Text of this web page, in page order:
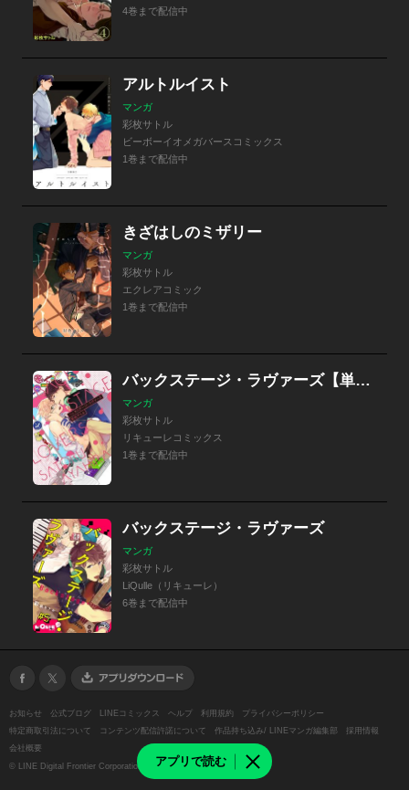
アプリで読む
4巻まで配信中
アルトルイスト
マンガ
彩枚サトル
ビーボーイオメガバースコミックス
1巻まで配信中
きざはしのミザリー
マンガ
彩枚サトル
エクレアコミック
1巻まで配信中
バックステージ・ラヴァーズ【単行本版】
マンガ
彩枚サトル
リキューレコミックス
1巻まで配信中
バックステージ・ラヴァーズ
マンガ
彩枚サトル
LiQulle（リキューレ）
6巻まで配信中
お知らせ 公式ブログ LINEコミックス ヘルプ 利用規約
プライバシーポリシー
特定商取引法について
コンテンツ配信許諾について 作品持ち込み/ LINEマンガ編集部
採用情報
会社概要
© LINE Digital Frontier Corporation